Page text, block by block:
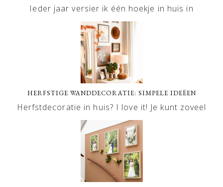
Ieder jaar versier ik één hoekje in huis in
HERFSTIGE WANDDECORATIE: SIMPELE IDEËEN
Herfstdecoratie in huis? I love it! Je kunt zoveel